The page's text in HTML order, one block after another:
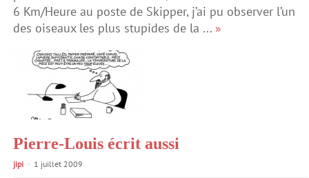
6 Km/Heure au poste de Skipper, j’ai pu observer l’un
des oiseaux les plus stupides de la ... »
Pierre-Louis écrit aussi
jipi 1 juillet 2009